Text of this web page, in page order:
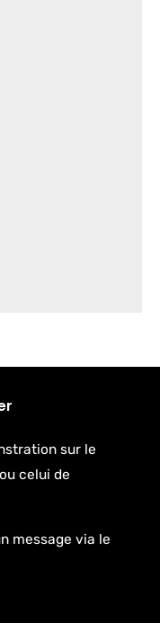
sur le
celui de
message via le